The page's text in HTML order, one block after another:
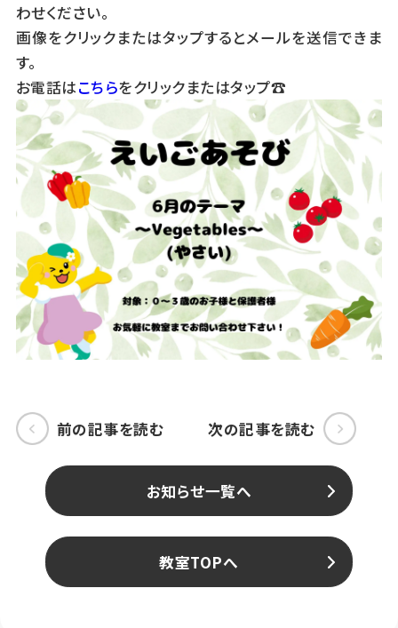
わせください。
画像をクリックまたはタップするとメールを送信できま
す。
お電話はこちらをクリックまたはタップ☎
前の記事を読む 次の記事を読む
お知らせ一覧へ
教室TOPへ